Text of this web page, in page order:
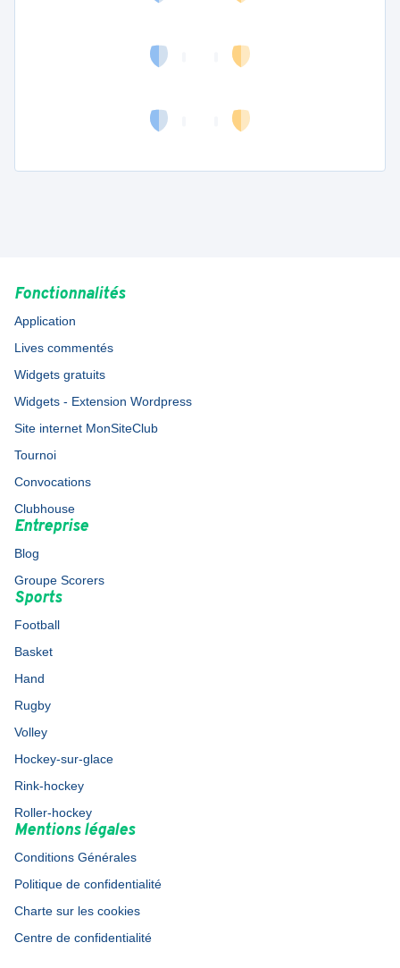
Fonctionnalités
Application
Lives commentés
Widgets gratuits
Widgets - Extension Wordpress
Site internet MonSiteClub
Tournoi
Convocations
Clubhouse
Entreprise
Blog
Groupe Scorers
Sports
Football
Basket
Hand
Rugby
Volley
Hockey-sur-glace
Rink-hockey
Roller-hockey
Mentions légales
Conditions Générales
Politique de confidentialité
Charte sur les cookies
Centre de confidentialité